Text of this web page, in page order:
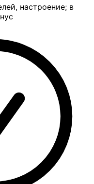
настроение; в